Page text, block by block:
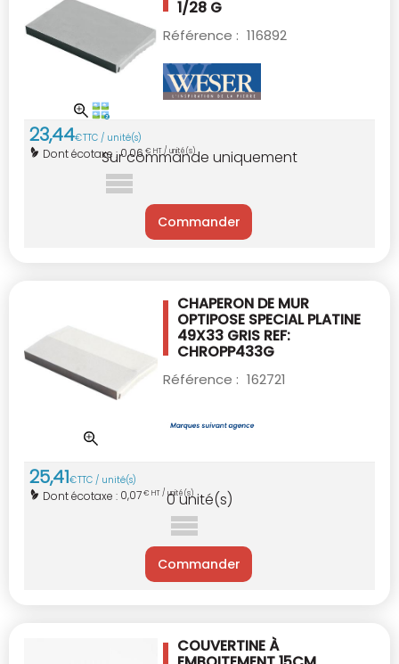
1/28 G
Référence : 116892
23,44€TTC / unité(s)
Dont écotaxe :0,06€ HT / unité(s)
Sur commande uniquement
Commander
CHAPERON DE MUR
OPTIPOSE SPECIAL PLATINE
49X33 GRIS REF:
CHROPP433G
Référence : 162721
25,41€TTC / unité(s)
Dont écotaxe : 0,07€ HT / unité(s)
0unité(s)
Commander
COUVERTINE À